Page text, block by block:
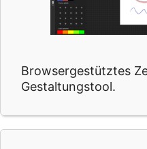
Browsergestütztes
Gestaltungstool.